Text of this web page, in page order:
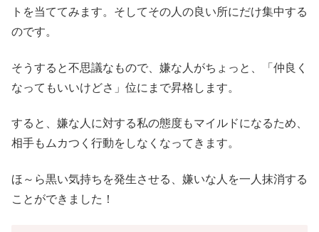
トを当ててみます。そしてその人の良い所にだけ集中する
のです。
そうすると不思議なもので、嫌な人がちょっと、「仲良く
なってもいいけどさ」位にまで昇格します。
すると、嫌な人に対する私の態度もマイルドになるため、
相手もムカつく行動をしなくなってきます。
ほ～ら黒い気持ちを発生させる、嫌いな人を一人抹消する
ことができました！